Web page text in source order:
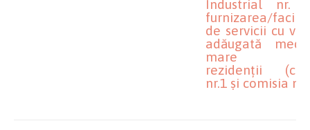
Industrial nr.
furnizarea/
de servicii cu
adăugată
mare
rezidenții
nr.1 și comisia